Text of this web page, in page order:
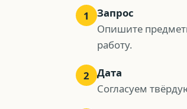
1
Запрос
Опишите
работу.
2
Дата
Согласуем